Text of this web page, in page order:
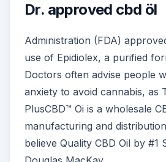
Dr. approved cbd öl
Administration (FDA)
use of Epidiolex, a purified
Doctors often advise people
anxiety to avoid cannabis, as
PlusCBD™ Oi is a wholesale
manufacturing and
believe Quality CBD Oil by #1